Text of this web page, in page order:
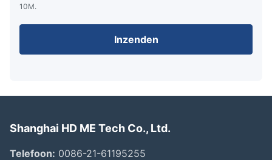
10M.
Inzenden
Shanghai HD ME Tech Co., Ltd.
Telefoon: 0086-21-61195255